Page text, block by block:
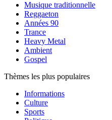
Musique traditionnelle
Reggaeton
Années 90
Trance
Heavy Metal
Ambient
Gospel
Thèmes les plus populaires
Informations
Culture
Sports